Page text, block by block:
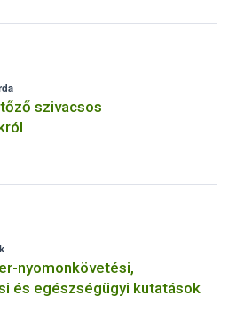
szivacsos
nyomonkövetési,
és egészségügyi kutatások